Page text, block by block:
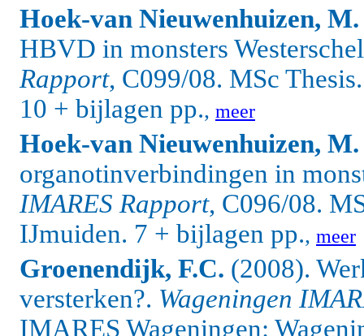
Hoek-van Nieuwenhuizen, M.
HBVD in monsters
Rapport, C099/08. MSc
10 + bijlagen pp., meer
Hoek-van Nieuwenhuizen, M.
organotinverbindingen in
IMARES Rapport, C096/08.
IJmuiden. 7 + bijlagen pp., meer
Groenendijk, F.C. (2008).
versterken?. Wageningen
IMARES Wageningen: